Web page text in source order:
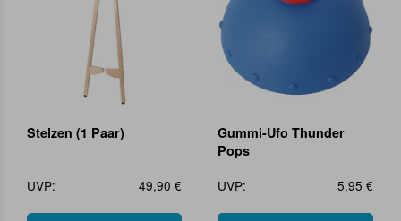
Stelzen (1 Paar)
UVP: 49,90 €
Gummi-Ufo Thunder
Pops
UVP:
5,95 €